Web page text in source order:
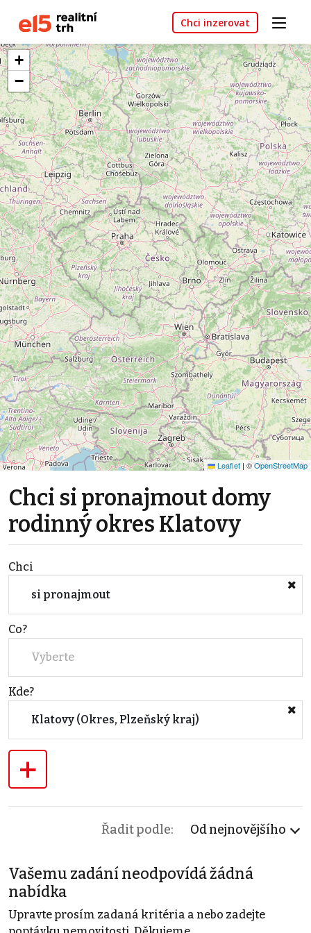
Chci inzerovat
+
−
Leaflet | ©OpenStreetMap
Chci si pronajmout domy
rodinný okres Klatovy
Chci
si pronajmout
Co?
Vyberte
Kde?
Klatovy (Okres, Plzeňský kraj)
+
Řadit podle: Od nejnovějšího
Vašemu zadání neodpovídá žádná
nabídka
Upravte prosím zadaná kritéria a nebo zadejte